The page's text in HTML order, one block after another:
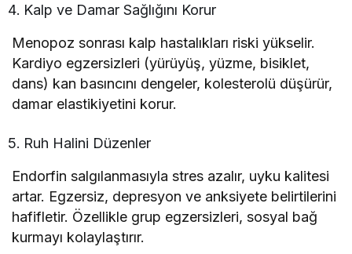
Kalp ve Damar Sağlığını Korur
Menopoz sonrası kalp hastalıkları riski yükselir.
Kardiyo egzersizleri (yürüyüş, yüzme, bisiklet,
dans) kan basıncını dengeler, kolesterolü düşürür,
damar elastikiyetini korur.
Ruh Halini Düzenler
Endorfin salgılanmasıyla stres azalır, uyku kalitesi
artar. Egzersiz, depresyon ve anksiyete belirtilerini
hafifletir. Özellikle grup egzersizleri, sosyal bağ
kurmayı kolaylaştırır.